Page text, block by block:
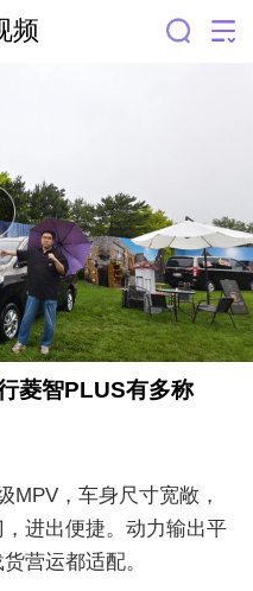
频
菱智PLUS有多称
MPV，车身尺寸宽敞，
进出便捷。动力输出平
营运都适配。